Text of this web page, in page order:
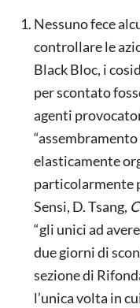
Nessuno fece
controllare le
Black Bloc, i
per scontato
agenti
elasticamente
particolarmente
Sensi, D. Tsang,
“gli unici ad
due giorni di
sezione di
l’unica volta in